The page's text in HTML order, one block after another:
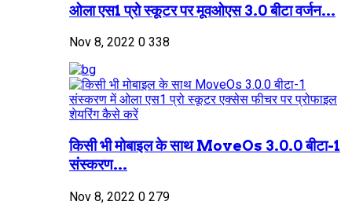
ओला एस1 प्रो स्कूटर पर मूवओएस 3.0 बीटा वर्जन...
Nov 8, 2022 0 338
किसी भी मोबाइल के साथ MoveOs 3.0.0 बीटा-1
संस्करण...
Nov 8, 2022 0 279